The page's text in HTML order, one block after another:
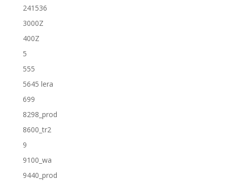
241536
3000Z
400Z
5
555
5645 lera
699
8298_prod
8600_tr2
9
9100_wa
9440_prod